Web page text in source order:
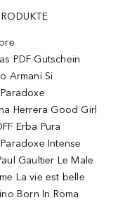
PDF Gutschein
Armani Si
Herrera Good Girl
Erba Pura
Intense
Gaultier Le Male
La vie est belle
Born In Roma